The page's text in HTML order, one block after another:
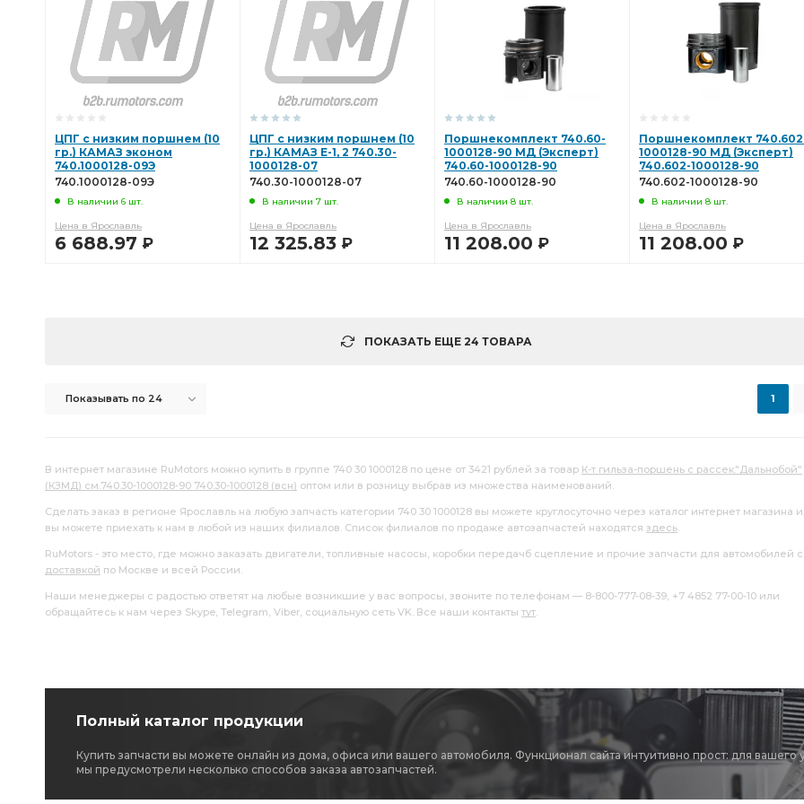
ЦПГ с низким поршнем (10
гр.) КАМАЗ эконом
740.1000128-09Э
740.1000128-09Э
В наличии 6 шт.
Цена в Ярославль
6 688.97 Р
ЦПГ с низким поршнем (10
гр.) КАМАЗ Е-1, 2 740.30-
1000128-07
740.30-1000128-07
В наличии 7 шт.
Цена в Ярославль
12 325.83 Р
Поршнекомплект 740.60-
1000128-90 МД (Эксперт)
740.60-1000128-90
740.60-1000128-90
В наличии 8 шт.
Цена в Ярославль
11 208.00 Р
Поршнекомплект
1000128-90 МД (Эксперт)
740.602-1000128-90
740.602-1000128-90
В наличии 8 шт.
Цена в Ярославль
11 208.00 Р
ПОКАЗАТЬ ЕЩЕ 24 ТОВАРА
Показывать по 24 1
В интернет магазине RuMotors можно купить в группе 740 30 1000128 по цене от 3421 рублей за товар К-т гильза-поршень с рассек."Дальнобой"
(КЗМД) см.740.30-1000128-90 740.30-1000128 (всн) оптом или в розницу выбрав из множества наименований.
Сделать заказ в регионе Ярославль на любую запчасть категории 740 30 1000128 вы можете круглосуточно через каталог интернет магазина
вы можете приехать к нам в любой из наших филиалов. Список филиалов по продаже автозапчастей находятся здесь.
RuMotors - это место, где можно заказать двигатели, топливные насосы, коробки передачб сцепление и прочие запчасти для автомобилей с
доставкой по Москве и всей России.
Наши менеджеры с радостью ответят на любые возникшие у вас вопросы, звоните по телефонам — 8-800-777-08-39, +7 4852 77-00-10 или
обращайтесь к нам через Skype, Telegram, Viber, социальную сеть VK. Все наши контакты тут.
Полный каталог продукции
Купить запчасти вы можете онлайн из дома, офиса или вашего автомобиля. Функционал сайта интуитивно прост: для вашего
мы предусмотрели несколько способов заказа автозапчастей.